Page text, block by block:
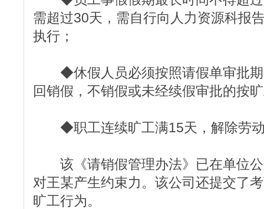
需超过30天，需自行向人力资源科报
执行；
◆休假人员必须按照请假单审批期
回销假，不销假或未经续假审批的按
◆职工连续旷工满15天，解除劳
该《请销假管理办法》已在单位公
对王某产生约束力。该公司还提交了
旷工行为。